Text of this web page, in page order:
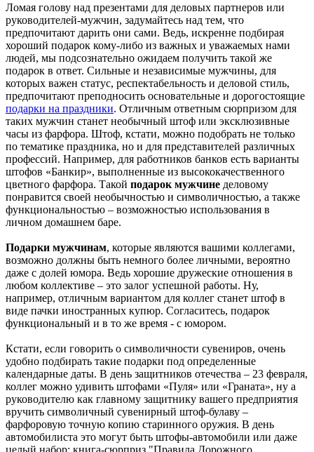
Ломая голову над презентами для деловых партнеров или
руководителей-мужчин, задумайтесь над тем, что
предпочитают дарить они сами. Ведь, искренне подбирая
хороший подарок кому-либо из важных и уважаемых нами
людей, мы подсознательно ожидаем получить такой же
подарок в ответ. Сильные и независимые мужчины, для
которых важен статус, респектабельность и деловой стиль,
предпочитают преподносить основательные и дорогостоящие
подарки на праздники. Отличным ответным сюрпризом для
таких мужчин станет необычный штоф или эксклюзивные
часы из фарфора. Штоф, кстати, можно подобрать не только
по тематике праздника, но и для представителей различных
профессий. Например, для работников банков есть варианты
штофов «Банкир», выполненные из высококачественного
цветного фарфора. Такой подарок мужчине деловому
понравится своей необычностью и символичностью, а также
функциональностью – возможностью использования в
личном домашнем баре.
Подарки мужчинам, которые являются вашими коллегами,
возможно должны быть немного более личными, вероятно
даже с долей юмора. Ведь хорошие дружеские отношения в
любом коллективе – это залог успешной работы. Ну,
например, отличным вариантом для коллег станет штоф в
виде пачки иностранных купюр. Согласитесь, подарок
функциональный и в то же время - с юмором.
Кстати, если говорить о символичности сувениров, очень
удобно подбирать такие подарки под определенные
календарные даты. В день защитников отечества – 23 февраля,
коллег можно удивить штофами «Пуля» или «Граната», ну а
руководителю как главному защитнику вашего предприятия
вручить символичный сувенирный штоф-булаву –
фарфоровую точную копию старинного оружия. В день
автомобилиста это могут быть штофы-автомобили или даже
целый набор: книга-сюрприз "Правила Дорожного